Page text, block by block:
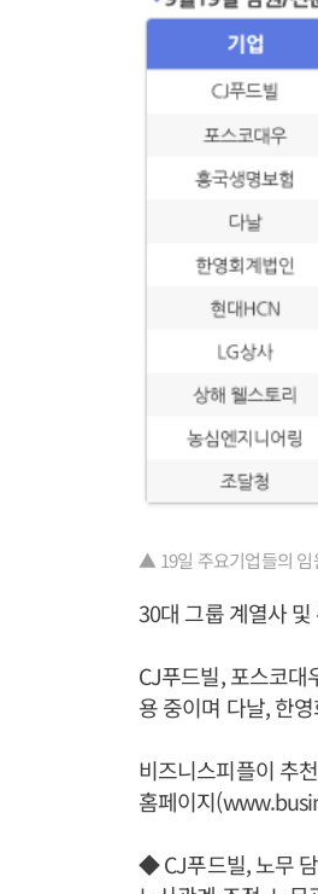
▲ 19일 주요기업들의 임
30대 그룹 계열사
CJ푸드빌, 포스코대
용 중이며 다날, 한
비즈니스피플이 추
홈페이지
◆ CJ푸드빌, 노무